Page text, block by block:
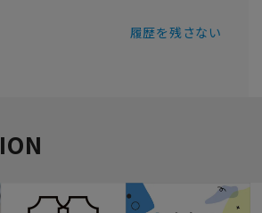
履歴を残さない